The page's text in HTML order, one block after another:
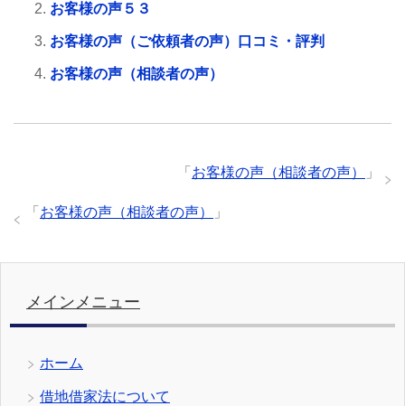
お客様の声５３
お客様の声（ご依頼者の声）口コミ・評判
お客様の声（相談者の声）
「 お客様の声（相談者の声） 」
「 お客様の声（相談者の声） 」
メインメニュー
ホーム
借地借家法について